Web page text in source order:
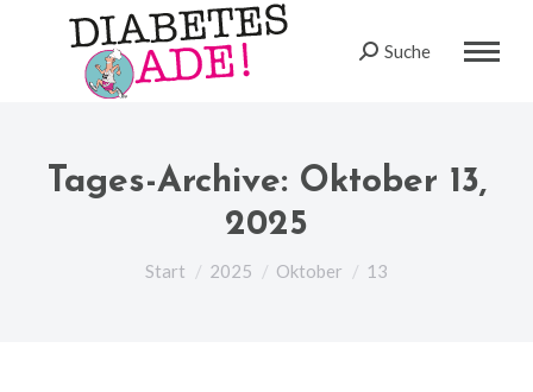
Search:
Suche
Tages-Archive: Oktober 13,
2025
Sie befinden sich hier:
Start 2025 Oktober 13